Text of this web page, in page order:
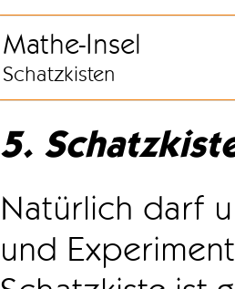
Mathe-Insel
Schatzkisten
5.
Natürlich darf
und